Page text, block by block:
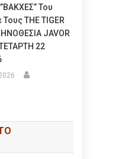
Του
THE TIGER
JAVOR
ΤΕΤΑΡΤΗ 22